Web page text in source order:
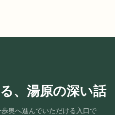
、湯原の深い話
奥へ進んでいただける入口で